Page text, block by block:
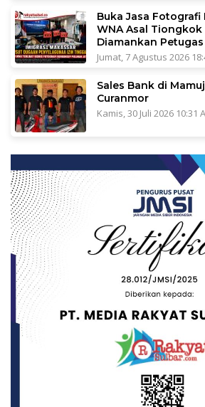
Buka Jasa Fotografi
WNA Asal Tiongkok
Diamankan
Jumat, 7 Agustus 2026
Sales Bank di
Curanmor
Kamis, 30 Juli 2026 10:31